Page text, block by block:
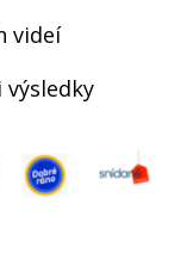
videí